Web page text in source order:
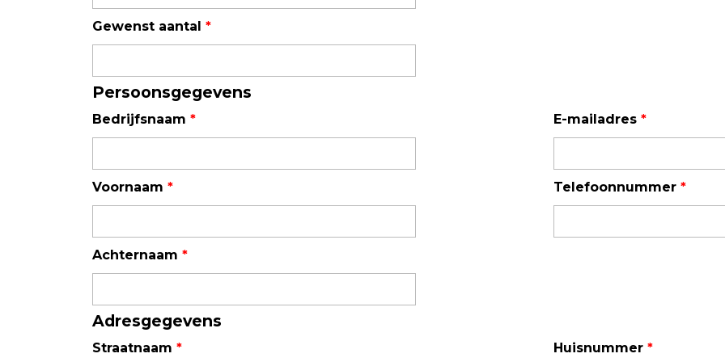
Persoonlijke EMV-meters
Toebehoren
Face Fit Testing
Geluidsmeters
Geluidsmonitoringstations
Akoestische camera's
Accessoires
Vast opgestelde gasdetectie
Speciale gasdetectie
Draadloze gasdetectie
Gewenst aantal *
Persoonsgegevens
Bedrijfsnaam *
Voornaam *
Achternaam *
E-mailadres *
Telefoonnummer *
Adresgegevens
Straatnaam * Huisnummer *